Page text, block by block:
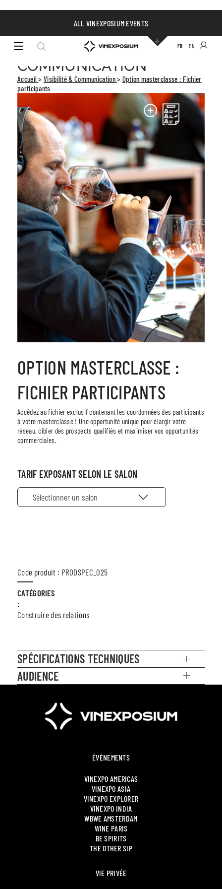
ALL VINEXPOSIUM EVENTS
FR EN
VISIBILITÉ &
COMMUNICATION
Accueil>Visibilité & Communication> Option masterclasse : Fichier
participants
OPTION MASTERCLASSE :
FICHIER PARTICIPANTS
Accédez au fichier exclusif contenant les coordonnées des participants
à votre masterclasse ! Une opportunité unique pour élargir votre
réseau, cibler des prospects qualifiés et maximiser vos opportunités
commerciales.
TARIF EXPOSANT SELON LE SALON
Sélectionner un salon
Code produit : PRODSPEC_025
CATÉGORIES
:
Construire des relations
SPÉCIFICATIONS TECHNIQUES
AUDIENCE
ÉVÈNEMENTS
VINEXPO AMERICAS
VINEXPO ASIA
VINEXPO EXPLORER
VINEXPO INDIA
WBWE AMSTERDAM
WINE PARIS
BE SPIRITS
THE OTHER SIP
VIE PRIVÉE